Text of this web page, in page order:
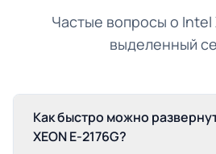
Частые вопросы о Intel
выделенный
Как быстро можно
XEON E-2176G?